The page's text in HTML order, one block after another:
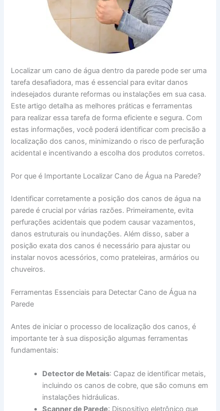
Localizar um cano de água dentro da parede pode ser uma
tarefa desafiadora, mas é essencial para evitar danos
indesejados durante reformas ou instalações em sua casa.
Este artigo detalha as melhores práticas e ferramentas
para realizar essa tarefa de forma eficiente e segura. Com
estas informações, você poderá identificar com precisão a
localização dos canos, minimizando o risco de perfuração
acidental e incentivando a escolha dos produtos corretos.
Por que é Importante Localizar Cano de Água na Parede?
Identificar corretamente a posição dos canos de água na
parede é crucial por várias razões. Primeiramente, evita
perfurações acidentais que podem causar vazamentos,
danos estruturais ou inundações. Além disso, saber a
posição exata dos canos é necessário para ajustar ou
instalar novos acessórios, como prateleiras, armários ou
chuveiros.
Ferramentas Essenciais para Detectar Cano de Água na
Parede
Antes de iniciar o processo de localização dos canos, é
importante ter à sua disposição algumas ferramentas
fundamentais:
Detector de Metais: Capaz de identificar metais,
incluindo os canos de cobre, que são comuns em
instalações hidráulicas.
Scanner de Parede: Dispositivo eletrônico que